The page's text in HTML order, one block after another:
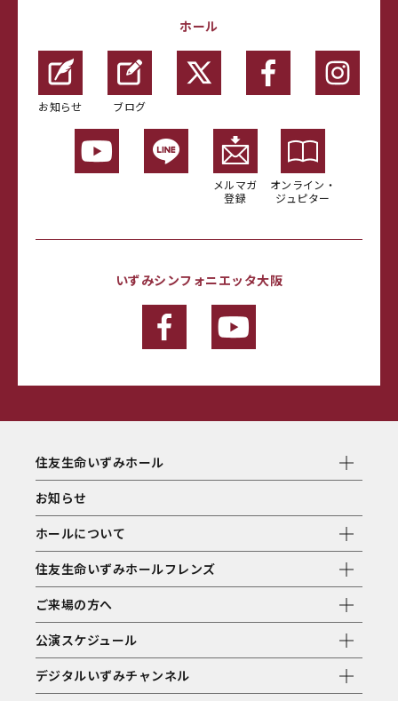
ホール
お知らせ ブログ
メルマガ
登録
オンライン・
ジュピター
いずみシンフォニエッタ大阪
住友生命いずみホール
お知らせ
ホールについて
住友生命いずみホールフレンズ
ご来場の方へ
公演スケジュール
デジタルいずみチャンネル